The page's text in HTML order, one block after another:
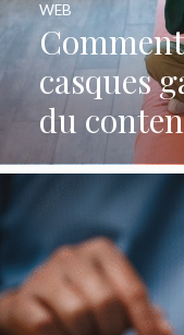
casques
du
WEB